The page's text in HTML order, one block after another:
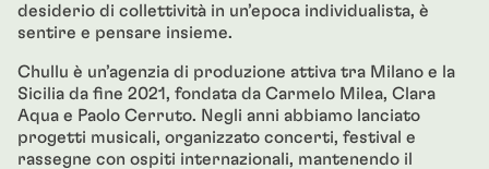
desiderio di collettività in un’epoca individualista, è
sentire e pensare insieme.
Chullu è un’agenzia di produzione attiva tra Milano e la
Sicilia da fine 2021, fondata da Carmelo Milea, Clara
Aqua e Paolo Cerruto. Negli anni abbiamo lanciato
progetti musicali, organizzato concerti, festival e
rassegne con ospiti internazionali, mantenendo il